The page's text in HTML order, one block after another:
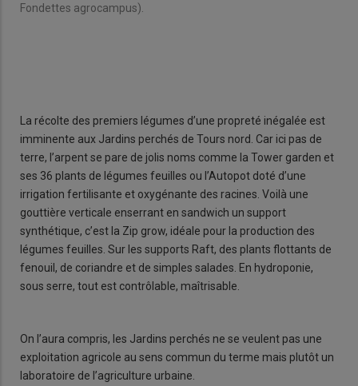
Fondettes agrocampus).
La récolte des premiers légumes d’une propreté inégalée est
imminente aux Jardins perchés de Tours nord. Car ici pas de
terre, l’arpent se pare de jolis noms comme la Tower garden et
ses 36 plants de légumes feuilles ou l’Autopot doté d’une
irrigation fertilisante et oxygénante des racines. Voilà une
gouttière verticale enserrant en sandwich un support
synthétique, c’est la Zip grow, idéale pour la production des
légumes feuilles. Sur les supports Raft, des plants flottants de
fenouil, de coriandre et de simples salades. En hydroponie,
sous serre, tout est contrôlable, maîtrisable.
On l’aura compris, les Jardins perchés ne se veulent pas une
exploitation agricole au sens commun du terme mais plutôt un
laboratoire de l’agriculture urbaine.